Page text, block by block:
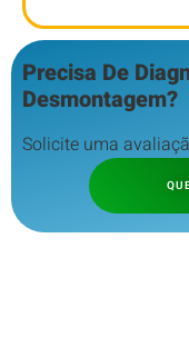
Precisa De
Desmontagem?
Solicite uma